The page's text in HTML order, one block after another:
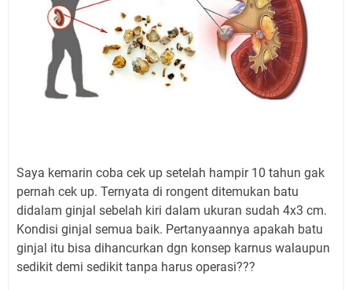
Saya kemarin coba cek up setelah hampir 10 tahun gak
pernah cek up. Ternyata di rongent ditemukan batu
didalam ginjal sebelah kiri dalam ukuran sudah 4x3 cm.
Kondisi ginjal semua baik. Pertanyaannya apakah batu
ginjal itu bisa dihancurkan dgn konsep karnus walaupun
sedikit demi sedikit tanpa harus operasi???